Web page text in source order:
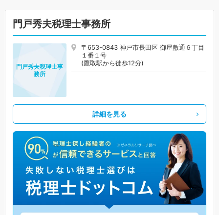
門戸秀夫税理士事務所
〒653-0843 神戸市長田区 御屋敷通６丁目
１番１号
(鷹取駅から徒歩12分)
門戸秀夫税理士事
務所
詳細を見る